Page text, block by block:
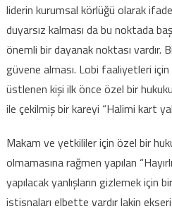
liderin kurumsal körlüğü olarak
duyarsız kalması da bu noktada
önemli bir dayanak noktası vardır.
güvene alması. Lobi faaliyetleri için
üstlenen kişi ilk önce özel bir
ile çekilmiş bir kareyi “Halimi kart
Makam ve yetkililer için özel bir
olmamasına rağmen yapılan
yapılacak yanlışların gizlemek için
istisnaları elbette vardır lakin